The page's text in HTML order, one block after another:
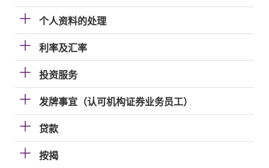
个人资料的处理
利率及汇率
投资服务
发牌事宜（认可机构证券业务员工）
贷款
按揭